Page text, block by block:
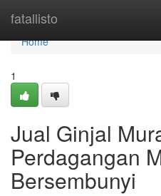
fatallisto
Home
Home
1
Jual Ginjal
Perdagangan
Bersembunyi